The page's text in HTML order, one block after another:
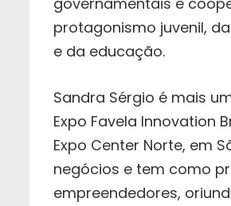
protagonismo juvenil,
e da educação.
Sandra Sérgio é mais
Expo Favela Innovation
Expo Center Norte, em
negócios e tem como
empreendedores,